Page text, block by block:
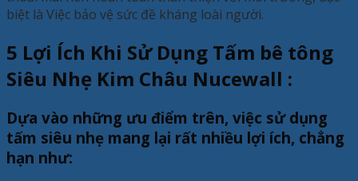
biệt là Việc bảo vệ sức đề kháng loài người.
5 Lợi Ích Khi Sử Dụng Tấm bê tông
Siêu Nhẹ Kim Châu Nucewall :
Dựa vào những ưu điểm trên, việc sử dụng
tấm siêu nhẹ mang lại rất nhiều lợi ích, chẳng
hạn như: